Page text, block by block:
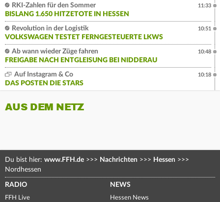
RKI-Zahlen für den Sommer
BISLANG 1.650 HITZETOTE IN HESSEN
11:33
Revolution in der Logistik
VOLKSWAGEN TESTET FERNGESTEUERTE LKWS
10:51
Ab wann wieder Züge fahren
FREIGABE NACH ENTGLEISUNG BEI NIDDERAU
10:48
Auf Instagram & Co
DAS POSTEN DIE STARS
10:18
AUS DEM NETZ
Du bist hier: www.FFH.de >>> Nachrichten >>> Hessen >>>
Nordhessen
RADIO
FFH Live
NEWS
Hessen News